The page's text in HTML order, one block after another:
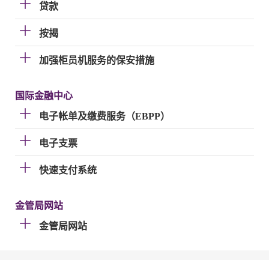
贷款
按揭
加强柜员机服务的保安措施
国际金融中心
电子帐单及缴费服务（EBPP）
电子支票
快速支付系统
金管局网站
金管局网站